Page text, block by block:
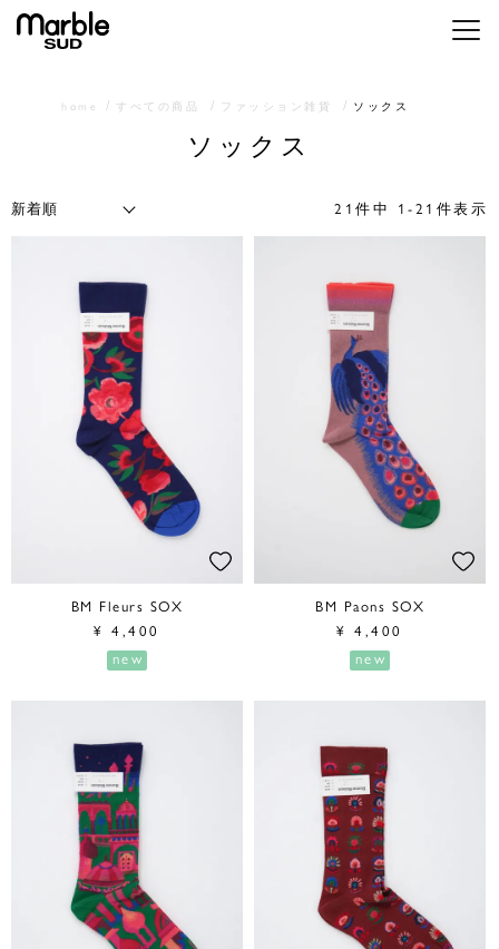
メニ
home すべての商品 ファッション雑貨 ソックス
ソックス
21 件中 1 - 21 件表示
BM Fleurs SOX
¥
4,400
new
BM Paons SOX
¥
4,400
new